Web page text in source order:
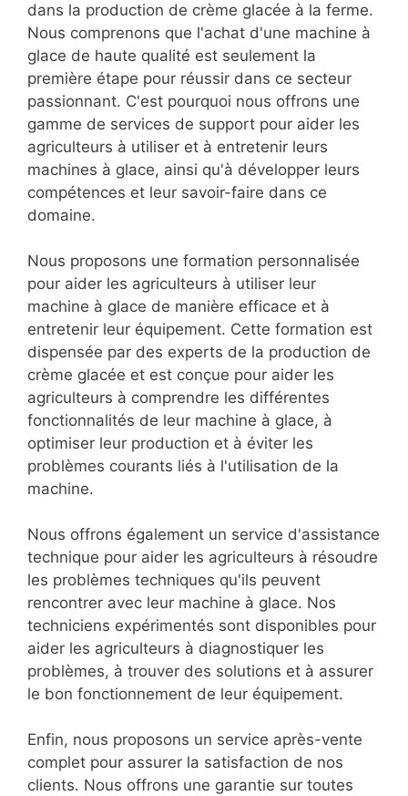
dans la production de crème glacée à la ferme.
Nous comprenons que l'achat d'une machine à
glace de haute qualité est seulement la
première étape pour réussir dans ce secteur
passionnant. C'est pourquoi nous offrons une
gamme de services de support pour aider les
agriculteurs à utiliser et à entretenir leurs
machines à glace, ainsi qu'à développer leurs
compétences et leur savoir-faire dans ce
domaine.
Nous proposons une formation personnalisée
pour aider les agriculteurs à utiliser leur
machine à glace de manière efficace et à
entretenir leur équipement. Cette formation est
dispensée par des experts de la production de
crème glacée et est conçue pour aider les
agriculteurs à comprendre les différentes
fonctionnalités de leur machine à glace, à
optimiser leur production et à éviter les
problèmes courants liés à l'utilisation de la
machine.
Nous offrons également un service d'assistance
technique pour aider les agriculteurs à résoudre
les problèmes techniques qu'ils peuvent
rencontrer avec leur machine à glace. Nos
techniciens expérimentés sont disponibles pour
aider les agriculteurs à diagnostiquer les
problèmes, à trouver des solutions et à assurer
le bon fonctionnement de leur équipement.
Enfin, nous proposons un service après-vente
complet pour assurer la satisfaction de nos
clients. Nous offrons une garantie sur toutes